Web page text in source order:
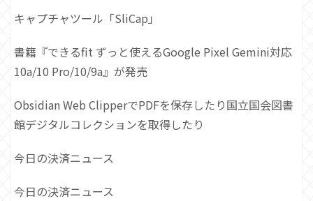
キャプチャツール「SliCap」
書籍『できるfit ずっと使えるGoogle Pixel Gemini対応
10a/10 Pro/10/9a』が発売
Obsidian Web ClipperでPDFを保存したり国立国会図書
館デジタルコレクションを取得したり
今日の決済ニュース
今日の決済ニュース